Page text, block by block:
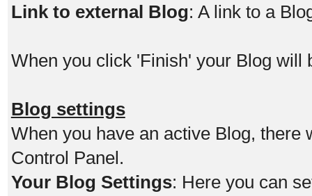
Link to external Blog: A link to a
When you click 'Finish' your Blog will
Blog settings
When you have an active Blog,
Control Panel.
Your Blog Settings: Here you can